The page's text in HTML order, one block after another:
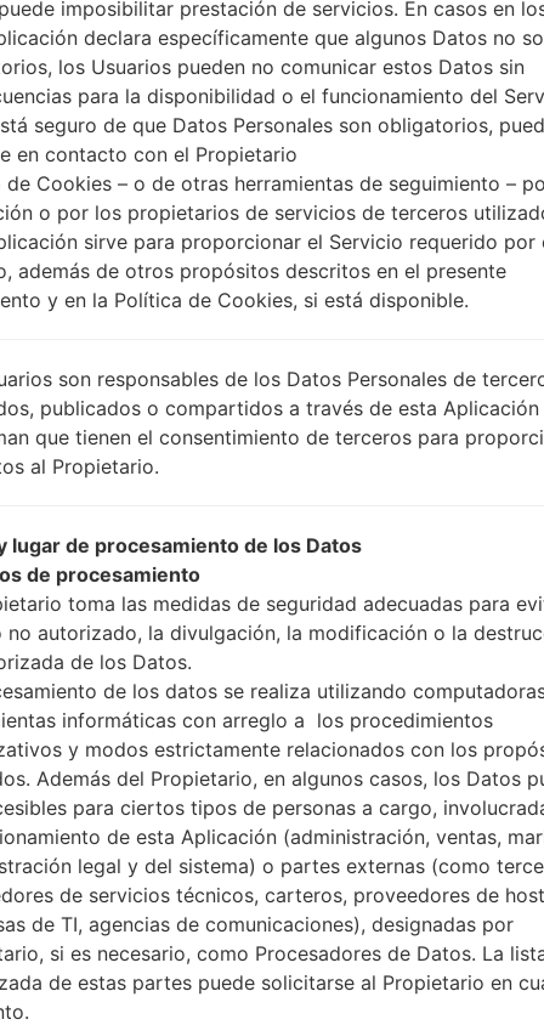
Modelo y sus características
LGH850AR
LG G5
Abril, 2016
7.7 milímetros (0.30 pulgadas)
149.4 x 73.9 milímetros (5.88
159 gramos (5.61 onzas)
Android 6.0.1 (Marshmallow),
imposibilitar prestación de servicios. En casos en
declara específicamente que algunos Datos no
los Usuarios pueden no comunicar estos Datos sin
para la disponibilidad o el funcionamiento del
seguro de que Datos Personales son obligatorios,
en contacto con el Propietario
de Cookies – o de otras herramientas de seguimiento –
o por los propietarios de servicios de terceros
sirve para proporcionar el Servicio requerido por
además de otros propósitos descritos en el presente
y en la Política de Cookies, si está disponible.
son responsables de los Datos Personales de
publicados o compartidos a través de esta Aplicación
que tienen el consentimiento de terceros para
al Propietario.
lugar de procesamiento de los Datos
de procesamiento
toma las medidas de seguridad adecuadas para
no autorizado, la divulgación, la modificación o la
de los Datos.
de los datos se realiza utilizando
informáticas con arreglo a los procedimientos
y modos estrictamente relacionados con los
Además del Propietario, en algunos casos, los Datos
para ciertos tipos de personas a cargo,
de esta Aplicación (administración, ventas,
legal y del sistema) o partes externas (como
de servicios técnicos, carteros, proveedores de
de TI, agencias de comunicaciones), designadas por
si es necesario, como Procesadores de Datos. La
de estas partes puede solicitarse al Propietario en